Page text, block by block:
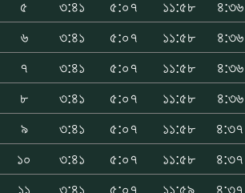
৫
৩:৪১ ৫:০৭ ১১:৫৮ ৪:৩৬
৬
৩:৪১ ৫:০৭ ১১:৫৮ ৪:৩৬
৭
৩:৪১ ৫:০৭ ১১:৫৮ ৪:৩৬
৮
৩:৪১ ৫:০৭ ১১:৫৮ ৪:৩৬
৯
৩:৪১ ৫:০৭ ১১:৫৮ ৪:৩৭
১০
৩:৪১ ৫:০৭ ১১:৫৮ ৪:৩৭
১১
৩:৪১ ৫:০৭ ১১:৫৯ ৪:৩৭